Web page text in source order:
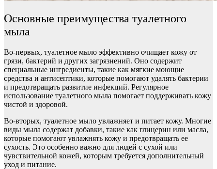
Основные преимущества туалетного
мыла
Во-первых, туалетное мыло эффективно очищает кожу от
грязи, бактерий и других загрязнений. Оно содержит
специальные ингредиенты, такие как мягкие моющие
средства и антисептики, которые помогают удалять бактерии
и предотвращать развитие инфекций. Регулярное
использование туалетного мыла помогает поддерживать кожу
чистой и здоровой.
Во-вторых, туалетное мыло увлажняет и питает кожу. Многие
виды мыла содержат добавки, такие как глицерин или масла,
которые помогают увлажнять кожу и предотвращать ее
сухость. Это особенно важно для людей с сухой или
чувствительной кожей, которым требуется дополнительный
уход и питание.